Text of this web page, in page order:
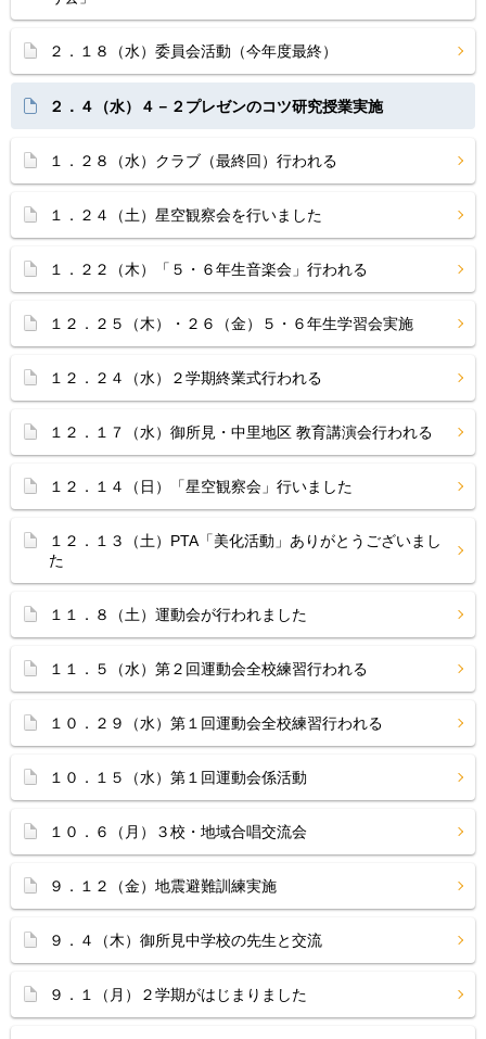
２．１８（水）委員会活動（今年度最終）
２．４（水）４－２プレゼンのコツ研究授業実施
１．２８（水）クラブ（最終回）行われる
１．２４（土）星空観察会を行いました
１．２２（木）「５・６年生音楽会」行われる
１２．２５（木）・２６（金）５・６年生学習会実施
１２．２４（水）２学期終業式行われる
１２．１７（水）御所見・中里地区 教育講演会行われる
１２．１４（日）「星空観察会」行いました
１２．１３（土）PTA「美化活動」ありがとうございまし
た
１１．８（土）運動会が行われました
１１．５（水）第２回運動会全校練習行われる
１０．２９（水）第１回運動会全校練習行われる
１０．１５（水）第１回運動会係活動
１０．６（月）３校・地域合唱交流会
９．１２（金）地震避難訓練実施
９．４（木）御所見中学校の先生と交流
９．１（月）２学期がはじまりました